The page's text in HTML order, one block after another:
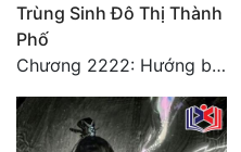
Trùng Sinh Đô Thị Thành
Phố
Chương 2222: Hướng biên thành xuất phát! (Đại kết cục)